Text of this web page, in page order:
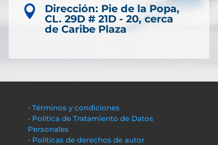

Dirección: Pie de la Popa,
CL. 29D # 21D - 20, cerca
de Caribe Plaza
• Términos y condiciones
• Política de Tratamiento de Datos
Personales
• Políticas de derechos de autor